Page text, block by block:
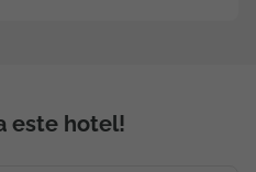
este hotel!